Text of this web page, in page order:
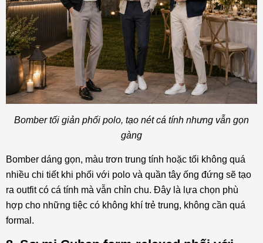
Bomber tối giản phối polo, tạo nét cá tính nhưng vẫn gọn
gàng
Bomber dáng gọn, màu trơn trung tính hoặc tối không quá
nhiều chi tiết khi phối với polo và quần tây ống đứng sẽ tạo
ra outfit có cá tính mà vẫn chỉn chu. Đây là lựa chọn phù
hợp cho những tiệc có không khí trẻ trung, không cần quá
formal.